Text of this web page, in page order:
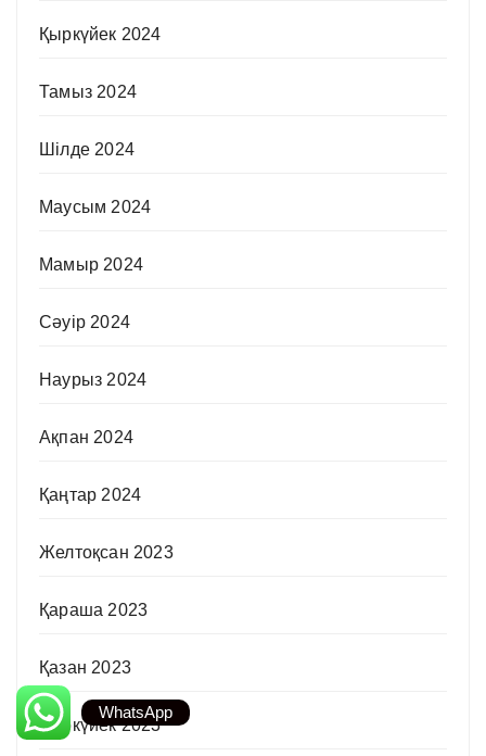
Қыркүйек 2024
Тамыз 2024
Шілде 2024
Маусым 2024
Мамыр 2024
Сәуір 2024
Наурыз 2024
Ақпан 2024
Қаңтар 2024
Желтоқсан 2023
Қараша 2023
Қазан 2023
Қыркүйек 2023
WhatsApp